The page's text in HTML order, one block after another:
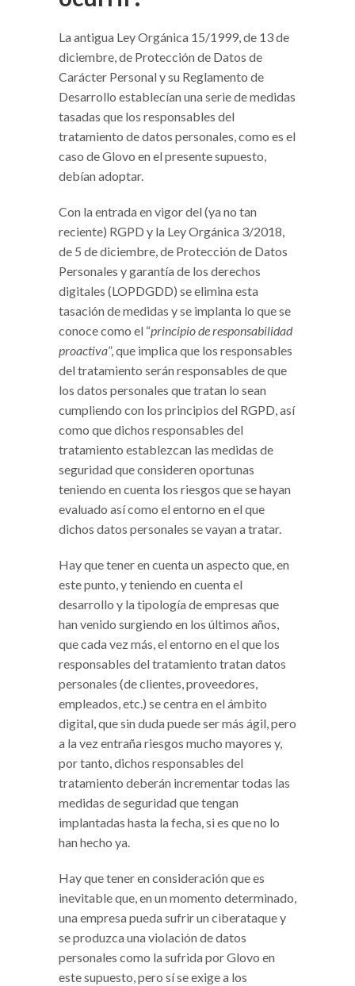
La antigua Ley Orgánica 15/1999, de 13 de
diciembre, de Protección de Datos de
Carácter Personal y su Reglamento de
Desarrollo establecían una serie de medidas
tasadas que los responsables del
tratamiento de datos personales, como es el
caso de Glovo en el presente supuesto,
debían adoptar.
Con la entrada en vigor del (ya no tan
reciente) RGPD y la Ley Orgánica 3/2018,
de 5 de diciembre, de Protección de Datos
Personales y garantía de los derechos
digitales (LOPDGDD) se elimina esta
tasación de medidas y se implanta lo que se
conoce como el “principio de responsabilidad
proactiva”, que implica que los responsables
del tratamiento serán responsables de que
los datos personales que tratan lo sean
cumpliendo con los principios del RGPD, así
como que dichos responsables del
tratamiento establezcan las medidas de
seguridad que consideren oportunas
teniendo en cuenta los riesgos que se hayan
evaluado así como el entorno en el que
dichos datos personales se vayan a tratar.
Hay que tener en cuenta un aspecto que, en
este punto, y teniendo en cuenta el
desarrollo y la tipología de empresas que
han venido surgiendo en los últimos años,
que cada vez más, el entorno en el que los
responsables del tratamiento tratan datos
personales (de clientes, proveedores,
empleados, etc.) se centra en el ámbito
digital, que sin duda puede ser más ágil, pero
a la vez entraña riesgos mucho mayores y,
por tanto, dichos responsables del
tratamiento deberán incrementar todas las
medidas de seguridad que tengan
implantadas hasta la fecha, si es que no lo
han hecho ya.
Hay que tener en consideración que es
inevitable que, en un momento determinado,
una empresa pueda sufrir un ciberataque y
se produzca una violación de datos
personales como la sufrida por Glovo en
este supuesto, pero sí se exige a los